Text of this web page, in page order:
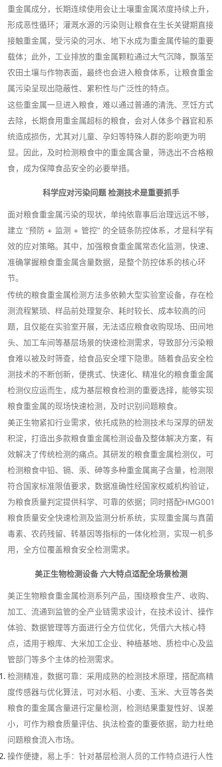
重金属成分，长期连续使用会让土壤重金属浓度持续上升，
形成恶性循环；灌溉水源的污染则让粮食在生长关键期直接
接触重金属，受污染的河水、地下水成为重金属传输的重要
载体；此外，工业排放的重金属颗粒通过大气沉降，飘落至
农田土壤与作物表面，最终也会进入粮食体系，让粮食重金
属污染呈现出隐蔽性、累积性与广泛性的特点。
这些重金属一旦进入粮食，难以通过普通的清洗、烹饪方式
去除，长期食用重金属超标的粮食，会对人体多个器官和系
统造成损伤，尤其对儿童、孕妇等特殊人群的影响更为明
显。因此，及时检测粮食中的重金属含量，筛选出不合格粮
食，成为保障食品安全的必要举措。
科学应对污染问题 检测技术是重要抓手
面对粮食重金属污染的现状，单纯依靠事后治理远远不够，
建立 “预防 + 监测 + 管控” 的全链条防控体系，才是科学有
效的应对策略。其中，加强粮食重金属常态化监测，快速、
准确掌握粮食重金属含量数据，是整个防控体系的核心环
节。
传统的粮食重金属检测方法多依赖大型实验室设备，存在检
测流程繁琐、样品前处理复杂、耗时较长、成本较高的问
题，且仅能在实验室开展，无法适应粮食收购现场、田间地
头、加工车间等基层场景的快速检测需求，导致部分污染粮
食难以被及时筛查，给食品安全埋下隐患。随着食品安全检
测技术的不断创新，便携式、快速化、精准化的粮食重金属
检测仪应运而生，成为基层粮食检测的重要选择，能够实现
粮食重金属的现场快速检测，及时识别问题粮食。
美正生物紧扣行业需求，依托成熟的检测技术与深厚的研发
积淀，打造出多款粮食重金属检测设备及整体解决方案，有
效解决了传统检测的痛点。其研发的粮食重金属检测仪，可
检测粮食中铅、镉、汞、砷等多种重金属离子含量，检测限
符合国家标准限值要求，数据准确性经国家权威机构验证，
为粮食质量判定提供科学、可靠的依据；同时搭配HMG001
粮食质量安全快速检测及监测分析系统，实现重金属与真菌
毒素、农药残留、转基因等指标的一体化检测，实现一机多
用，全方位覆盖粮食安全检测需求。
美正生物检测设备 六大特点适配全场景检测
美正生物粮食重金属检测系列产品，围绕粮食生产、收购、
加工、流通到监管的全产业链需求设计，在技术设计、操作
体验、数据管理等方面进行全方位优化，凭借六大核心特
点，适用于粮库、大米加工企业、种植基地、质检中心及监
管部门等多个主体的检测需求。
检测精准，数据可靠：采用成熟的检测技术原理，搭配高精
度传感器与优化算法，可对水稻、小麦、玉米、大豆等各类
粮食的重金属含量进行定量检测，检测结果重复性好、误差
小，可作为粮食质量评估、执法检查的重要依据，助力杜绝
问题粮食流入市场。
操作便捷，易上手：针对基层检测人员的工作特点进行人性